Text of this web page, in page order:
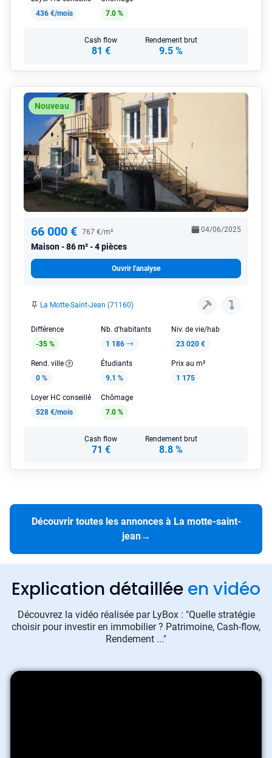
436 €/mois
7.0 %
Cash flow
81 €
Rendement brut
9.5 %
Nouveau
66 000 € 767 €/m²
Maison 86 m² - 4 pièces
04/06/2025
Ouvrir l'analyse
La Motte-Saint-Jean (71160)
Différence
-35 %
Nb. d'habitants
1 186
Niv. de vie/hab
23 020 €
Rend. ville
0 %
Étudiants
9.1 %
Prix au m²
1 175
Loyer HC conseillé
528 €/mois
Chômage
7.0 %
Cash flow
71 €
Rendement brut
8.8 %
Découvrir toutes les annonces à La motte-saint-
jean→
Explication détaillée en vidéo
Découvrez la vidéo réalisée par LyBox : "Quelle stratégie
choisir pour investir en immobilier ? Patrimoine, Cash-flow,
Rendement ..."